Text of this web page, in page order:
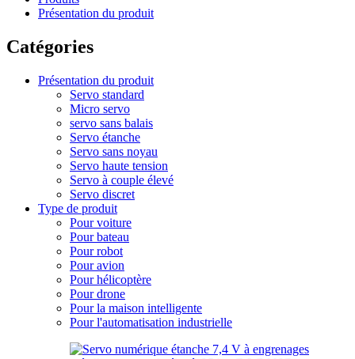
Présentation du produit
Catégories
Présentation du produit
Servo standard
Micro servo
servo sans balais
Servo étanche
Servo sans noyau
Servo haute tension
Servo à couple élevé
Servo discret
Type de produit
Pour voiture
Pour bateau
Pour robot
Pour avion
Pour hélicoptère
Pour drone
Pour la maison intelligente
Pour l'automatisation industrielle